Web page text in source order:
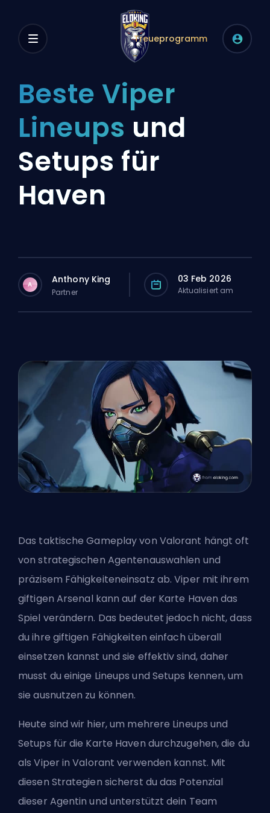
Treueprogramm
Beste Viper
Lineups und
Setups für
Haven
A Anthony King
Partner
03 Feb 2026
Aktualisiert am
Das taktische Gameplay von Valorant hängt oft
von strategischen Agentenauswahlen und
präzisem Fähigkeiteneinsatz ab. Viper mit ihrem
giftigen Arsenal kann auf der Karte Haven das
Spiel verändern. Das bedeutet jedoch nicht, dass
du ihre giftigen Fähigkeiten einfach überall
einsetzen kannst und sie effektiv sind, daher
musst du einige Lineups und Setups kennen, um
sie ausnutzen zu können.
Heute sind wir hier, um mehrere Lineups und
Setups für die Karte Haven durchzugehen, die du
als Viper in Valorant verwenden kannst. Mit
diesen Strategien sicherst du das Potenzial
dieser Agentin und unterstützt dein Team